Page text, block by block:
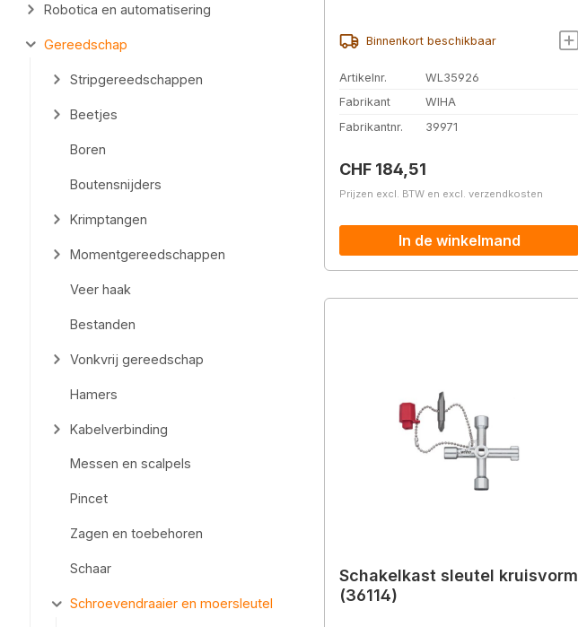
Robotica en automatisering
Gereedschap
Stripgereedschappen
Beetjes
Boren
Boutensnijders
Krimptangen
Momentgereedschappen
Veer haak
Bestanden
Vonkvrij gereedschap
Hamers
Kabelverbinding
Messen en scalpels
Pincet
Zagen en toebehoren
Schaar
Schroevendraaier en moersleutel
Binnenkort beschikbaar
Artikelnr.
WL35926
Fabrikant
WIHA
Fabrikantnr.
39971
Normale prijs:
CHF 184,51
Prijzen excl. BTW en excl. verzendkosten
In de winkelmand
Schakelkast sleutel kruisvorm
(36114)